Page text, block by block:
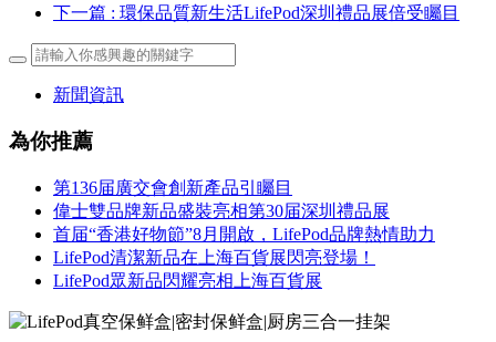
下一篇 : 環保品質新生活LifePod深圳禮品展倍受矚目
新聞資訊
為你推薦
第136届廣交會創新產品引矚目
偉士雙品牌新品盛裝亮相第30届深圳禮品展
首届“香港好物節”8月開啟，LifePod品牌熱情助力
LifePod清潔新品在上海百貨展閃亮登場！
LifePod眾新品閃耀亮相上海百貨展